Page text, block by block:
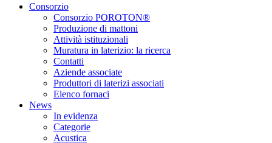
Consorzio
Consorzio POROTON®
Produzione di mattoni
Attività istituzionali
Muratura in laterizio: la ricerca
Contatti
Aziende associate
Produttori di laterizi associati
Elenco fornaci
News
In evidenza
Categorie
Acustica